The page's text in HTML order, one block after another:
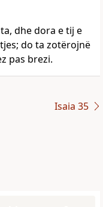
dhe dora e tij e
do ta zotërojnë
pas brezi.
Isaia 35